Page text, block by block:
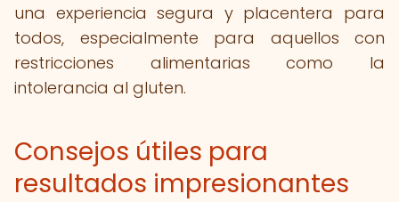
una experiencia segura y placentera para
todos, especialmente para aquellos con
restricciones alimentarias como la
intolerancia al gluten.
Consejos útiles para
resultados impresionantes